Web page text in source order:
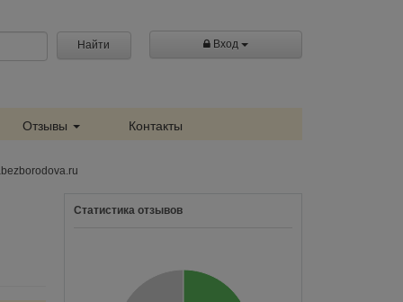
Найти Вход
Отзывы Контакты
Статистика отзывов